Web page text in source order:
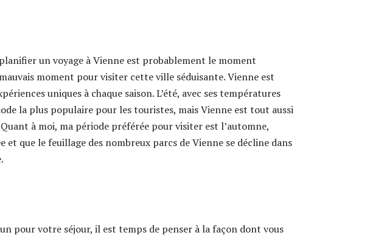
un voyage à Vienne est probablement le moment
moment pour visiter cette ville séduisante. Vienne est
uniques à chaque saison. L’été, avec ses températures
la plus populaire pour les touristes, mais Vienne est tout aussi
à moi, ma période préférée pour visiter est l’automne,
que le feuillage des nombreux parcs de Vienne se décline dans
pour votre séjour, il est temps de penser à la façon dont vous